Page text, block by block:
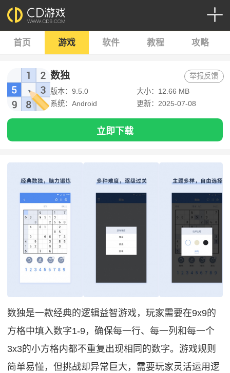
首页 游戏 软件 教程 攻略
数独
版本：9.5.0
大小：12.66 MB
系统：Android
更新：2025-07-08
举报反馈
立即下载
数独是一款经典的逻辑益智游戏，玩家需要在9x9的
方格中填入数字1-9，确保每一行、每一列和每一个
3x3的小方格内都不重复出现相同的数字。游戏规则
简单易懂，但挑战却异常巨大，需要玩家灵活运用逻